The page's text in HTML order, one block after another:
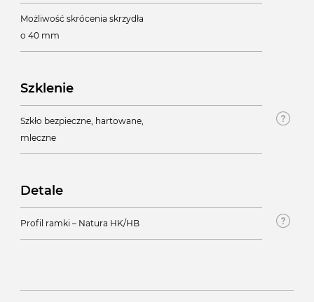
Możliwość skrócenia skrzydła
o 40 mm
Szklenie
Szkło bezpieczne, hartowane,
mleczne
Detale
Profil ramki – Natura HK/HB